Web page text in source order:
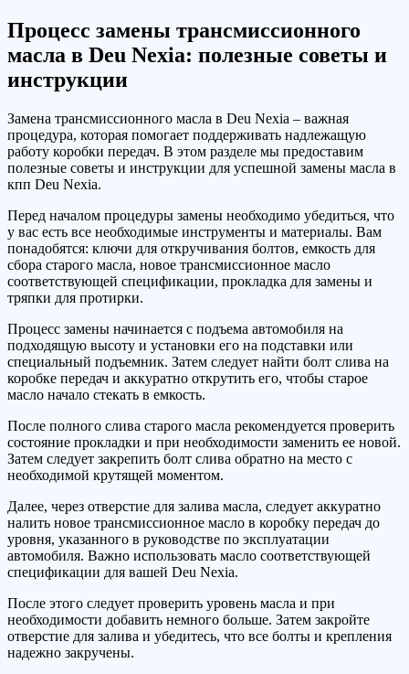
Процесс замены трансмиссионного
масла в Deu Nexia: полезные советы и
инструкции
Замена трансмиссионного масла в Deu Nexia – важная
процедура, которая помогает поддерживать надлежащую
работу коробки передач. В этом разделе мы предоставим
полезные советы и инструкции для успешной замены масла в
кпп Deu Nexia.
Перед началом процедуры замены необходимо убедиться, что
у вас есть все необходимые инструменты и материалы. Вам
понадобятся: ключи для откручивания болтов, емкость для
сбора старого масла, новое трансмиссионное масло
соответствующей спецификации, прокладка для замены и
тряпки для протирки.
Процесс замены начинается с подъема автомобиля на
подходящую высоту и установки его на подставки или
специальный подъемник. Затем следует найти болт слива на
коробке передач и аккуратно открутить его, чтобы старое
масло начало стекать в емкость.
После полного слива старого масла рекомендуется проверить
состояние прокладки и при необходимости заменить ее новой.
Затем следует закрепить болт слива обратно на место с
необходимой крутящей моментом.
Далее, через отверстие для залива масла, следует аккуратно
налить новое трансмиссионное масло в коробку передач до
уровня, указанного в руководстве по эксплуатации
автомобиля. Важно использовать масло соответствующей
спецификации для вашей Deu Nexia.
После этого следует проверить уровень масла и при
необходимости добавить немного больше. Затем закройте
отверстие для залива и убедитесь, что все болты и крепления
надежно закручены.